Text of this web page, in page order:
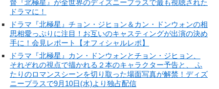
督『北極星』が全世界のディズニープラスで最も視聴された
ドラマに！
ドラマ『北極星』チョン・ジヒョン＆カン・ドンウォンの相
思相愛っぷりに注目！お互いのキャスティングが出演の決め
手に！会見レポート【オフィシャルレポ】
ドラマ『北極星』カン・ドンウォンとチョン・ジヒョン、
それぞれの視点で描かれる２本のキャラクター予告と、 ふ
たりのロマンスシーンを切り取った場面写真が解禁！ディズ
ニープラスで9月10日(水)より独占配信